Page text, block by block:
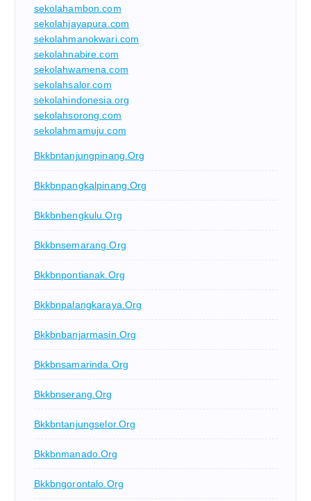
sekolahambon.com
sekolahjayapura.com
sekolahmanokwari.com
sekolahnabire.com
sekolahwamena.com
sekolahsalor.com
sekolahindonesia.org
sekolahsorong.com
sekolahmamuju.com
Bkkbntanjungpinang.org
Bkkbnpangkalpinang.org
Bkkbnbengkulu.org
Bkkbnsemarang.org
Bkkbnpontianak.org
Bkkbnpalangkaraya.org
Bkkbnbanjarmasin.org
Bkkbnsamarinda.org
Bkkbnserang.org
Bkkbntanjungselor.org
Bkkbnmanado.org
Bkkbngorontalo.org